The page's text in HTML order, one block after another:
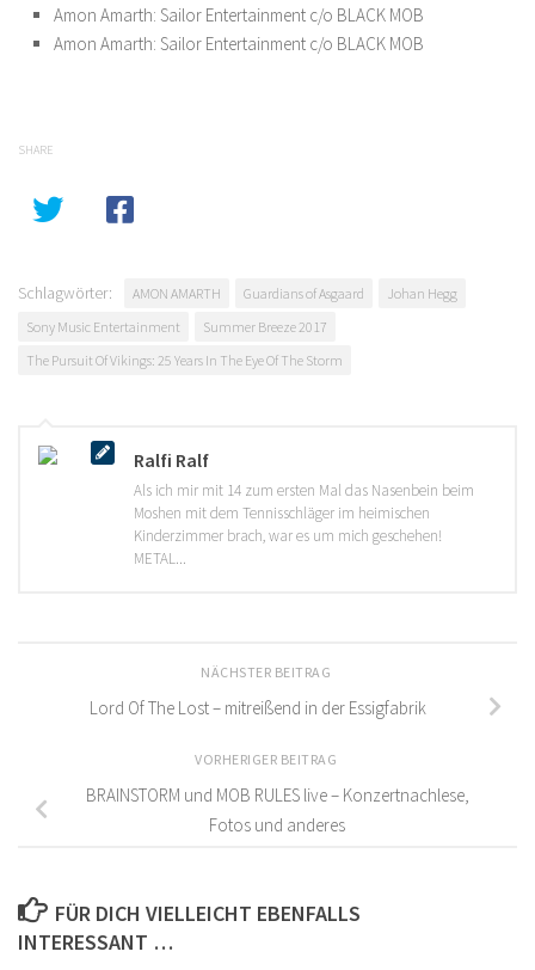
Amon Amarth: Sailor Entertainment c/o BLACK MOB
Amon Amarth: Sailor Entertainment c/o BLACK MOB
SHARE
Schlagwörter: AMON AMARTH Guardians of Asgaard
Johan Hegg
Sony Music Entertainment
Summer Breeze 2017
The Pursuit Of Vikings: 25 Years In The Eye Of The Storm
Ralfi Ralf
Als ich mir mit 14 zum ersten Mal das Nasenbein beim
Moshen mit dem Tennisschläger im heimischen
Kinderzimmer brach, war es um mich geschehen!
METAL...
NÄCHSTER BEITRAG
Lord Of The Lost – mitreißend in der Essigfabrik
VORHERIGER BEITRAG
BRAINSTORM und MOB RULES live – Konzertnachlese,
Fotos und anderes
FÜR DICH VIELLEICHT EBENFALLS
INTERESSANT …